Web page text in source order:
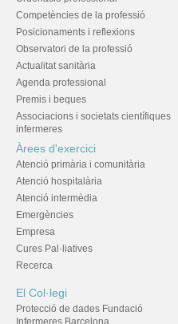
Competències de la professió
Posicionaments i reflexions
Observatori de la professió
Actualitat sanitària
Agenda professional
Premis i beques
Associacions i societats científiques
infermeres
Àrees d'exercici
Atenció primària i comunitària
Atenció hospitalària
Atenció intermèdia
Emergències
Empresa
Cures Pal·liatives
Recerca
El Col·legi
Protecció de dades Fundació